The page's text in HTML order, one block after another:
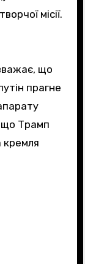
місії.
що
прагне
що Трамп
кремля